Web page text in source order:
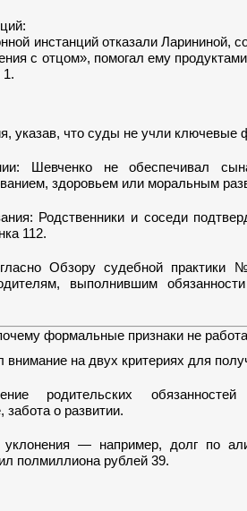
инстанций отказали Ларининой,
с отцом», помогал ему
1.
указав, что суды не учли ключевые
Шевченко не обеспечивал
здоровьем или моральным
Родственники и соседи
112.
Обзору судебной практики
выполнившим
формальные признаки не
внимание на двух критериях для
родительских
забота о развитии.
уклонения — например, долг по
полмиллиона рублей 39.